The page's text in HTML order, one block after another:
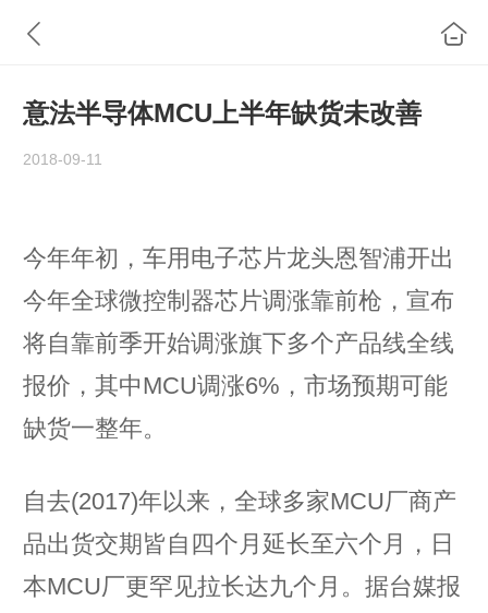
意法半导体MCU上半年缺货未改善
2018-09-11
今年年初，车用电子芯片龙头恩智浦开出
今年全球微控制器芯片调涨靠前枪，宣布
将自靠前季开始调涨旗下多个产品线全线
报价，其中MCU调涨6%，市场预期可能
缺货一整年。
自去(2017)年以来，全球多家MCU厂商产
品出货交期皆自四个月延长至六个月，日
本MCU厂更罕见拉长达九个月。据台媒报